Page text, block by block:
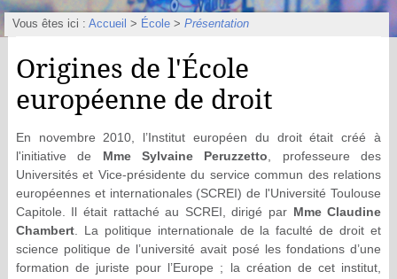
Vous êtes ici :Accueil > École >Présentation
Origines de l'École
européenne de droit
En novembre 2010, l’Institut européen du droit était créé à
l'initiative de Mme Sylvaine Peruzzetto , professeure des
Universités et Vice-présidente du service commun des relations
européennes et internationales (SCREI) de l'Université Toulouse
Capitole. Il était rattaché au SCREI, dirigé par Mme Claudine
Chambert. La politique internationale de la faculté de droit et
science politique de l’université avait posé les fondations d’une
formation de juriste pour l’Europe ; la création de cet institut,